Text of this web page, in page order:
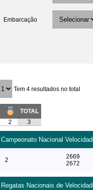
Embarcação
Tem 4 resultados no total
TOTAL
2 3
Nacional
2
2669
2672
Nacionais de